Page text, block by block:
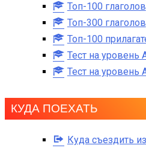
Топ-100 глаголов
Топ-300 глаголов
Топ-100
Тест на уровень
Тест на уровень
КУДА ПОЕХАТЬ
Куда съездить